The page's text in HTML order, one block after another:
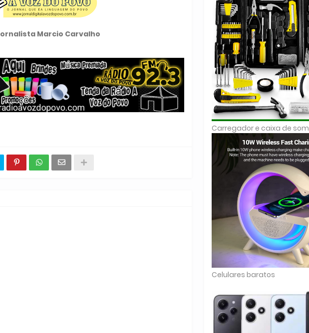
Marcio Carvalho
Carregador e caixa de som
Celulares baratos